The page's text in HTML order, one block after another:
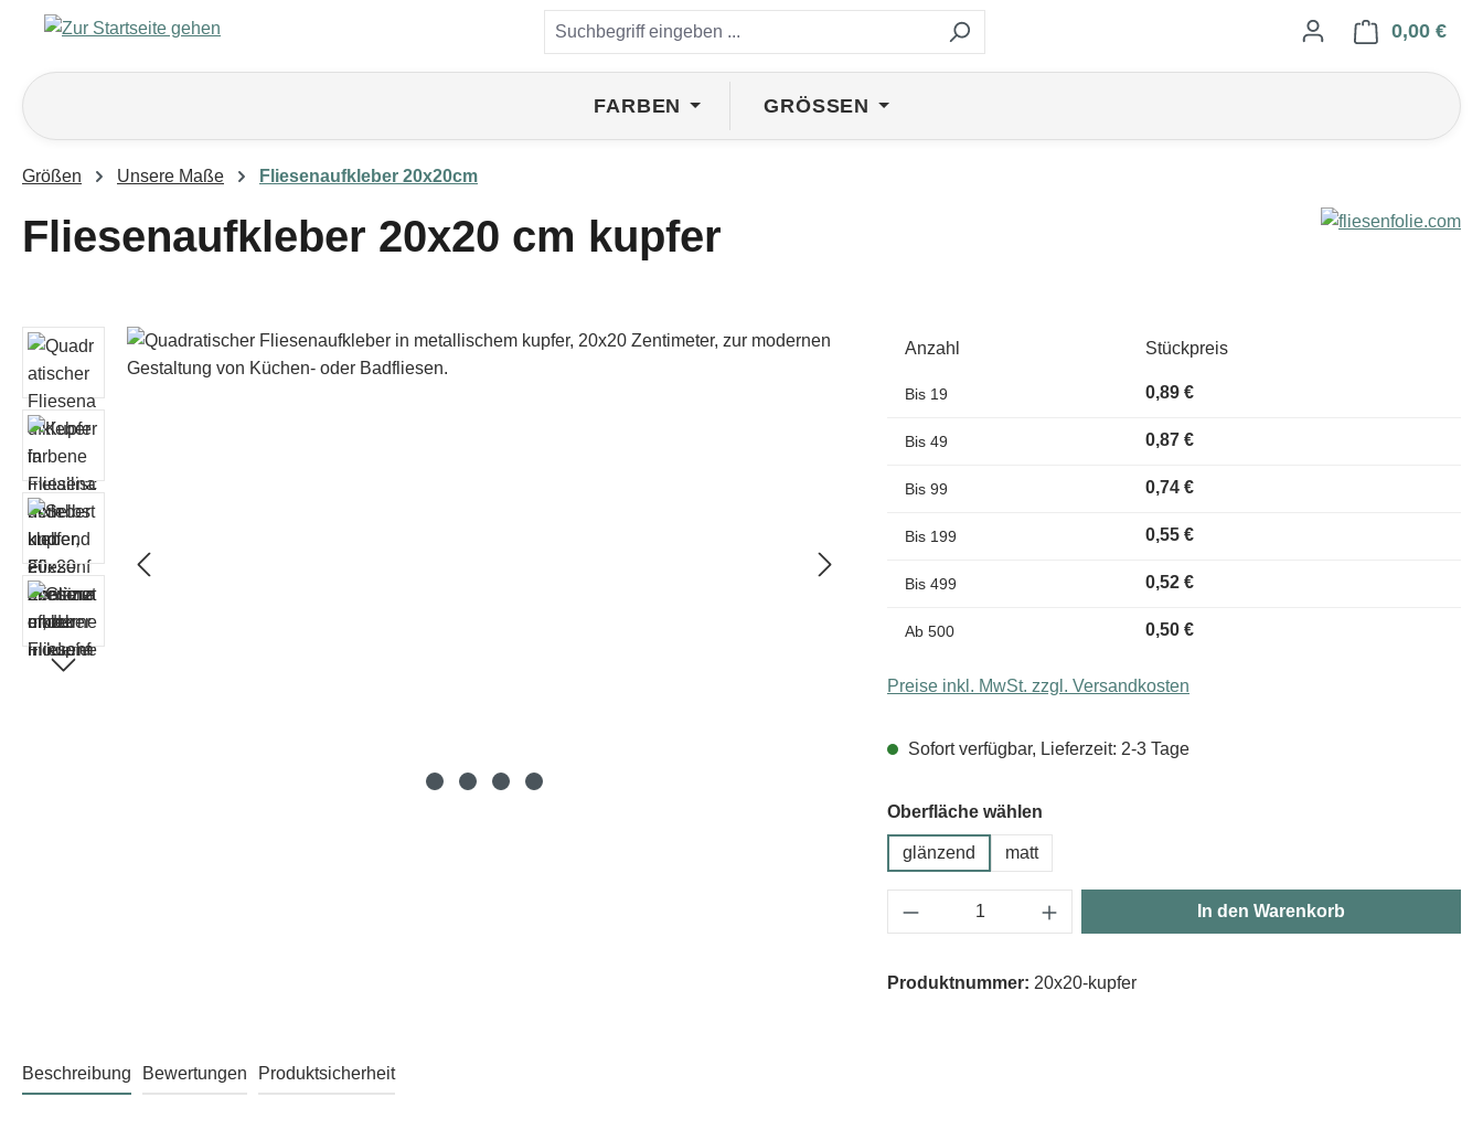
Hauptinhalt springen
Zur Suche springen
Zur Hauptnavigation springen 0,00 €
FARBEN GRÖSSEN
Größen Unsere Maße Fliesenaufkleber 20x20cm
Fliesenaufkleber 20x20 cm kupfer
Bildergalerie überspringen Anzahl Stückpreis
Bis 19 0,89 €
Bis 49 0,87 €
Bis 99 0,74 €
Bis 199 0,55 €
Bis 499 0,52 €
Ab 500 0,50 €
Preise inkl. MwSt. zzgl. Versandkosten
Sofort verfügbar, Lieferzeit: 2-3 Tage
Oberfläche wählen
glänzend matt
Produkt Anzahl: Gib den gewünschten Wert ein
In den Warenkorb
Produktnummer: 20x20-kupfer
Beschreibung Bewertungen Produktsicherheit